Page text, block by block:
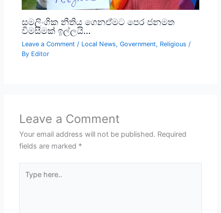
සමලිංගික නීතිය ගෙනඒමට පෙර ජනමත
විමසීමක් ඉල්ලයි…
Leave a Comment / Local News,Government, Religious /
By Editor
Leave a Comment
Your email address will not be published. Required
fields are marked *
here..